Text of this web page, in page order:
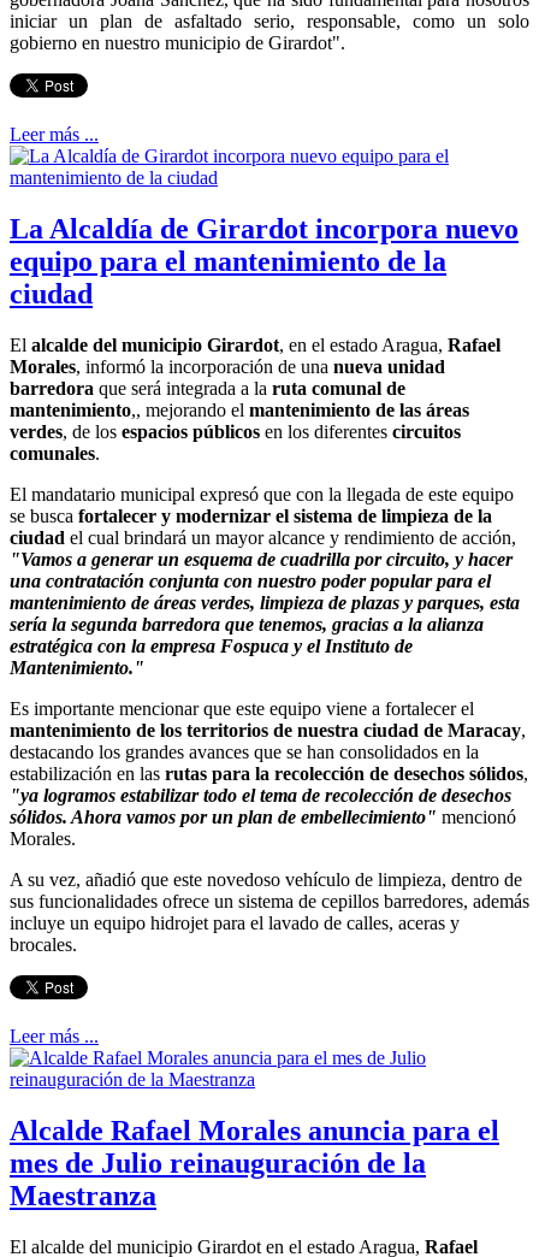
iniciar un plan de asfaltado serio, responsable, como un solo
gobierno en nuestro municipio de Girardot".
Leer más ...
La Alcaldía de Girardot incorpora nuevo
equipo para el mantenimiento de la
ciudad
El alcalde del municipio Girardot, en el estado Aragua, Rafael
Morales, informó la incorporación de una nueva unidad
barredora que será integrada a la ruta comunal de
mantenimiento,, mejorando el mantenimiento de las áreas
verdes, de los espacios públicos en los diferentes circuitos
comunales.
El mandatario municipal expresó que con la llegada de este equipo
se busca fortalecer y modernizar el sistema de limpieza de la
ciudad el cual brindará un mayor alcance y rendimiento de acción,
"Vamos a generar un esquema de cuadrilla por circuito, y hacer
una contratación conjunta con nuestro poder popular para el
mantenimiento de áreas verdes, limpieza de plazas y parques, esta
sería la segunda barredora que tenemos, gracias a la alianza
estratégica con la empresa Fospuca y el Instituto de
Mantenimiento."
Es importante mencionar que este equipo viene a fortalecer el
mantenimiento de los territorios de nuestra ciudad de Maracay,
destacando los grandes avances que se han consolidados en la
estabilización en las rutas para la recolección de desechos sólidos,
"ya logramos estabilizar todo el tema de recolección de desechos
sólidos. Ahora vamos por un plan de embellecimiento" mencionó
Morales.
A su vez, añadió que este novedoso vehículo de limpieza, dentro de
sus funcionalidades ofrece un sistema de cepillos barredores, además
incluye un equipo hidrojet para el lavado de calles, aceras y
brocales.
Leer más ...
Alcalde Rafael Morales anuncia para el
mes de Julio reinauguración de la
Maestranza
El alcalde del municipio Girardot en el estado Aragua, Rafael